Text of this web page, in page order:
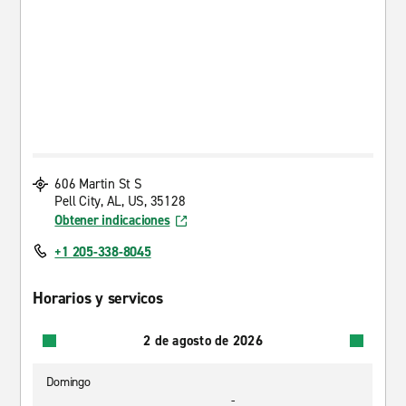
606 Martin St S
Pell City, AL, US, 35128
Obtener indicaciones
+1 205-338-8045
Horarios y servicos
2 de agosto de 2026
Domingo
-